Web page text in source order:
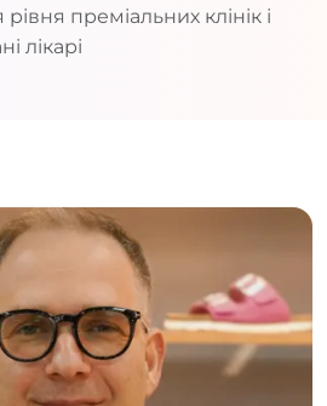
преміальних клінік і
лікарі